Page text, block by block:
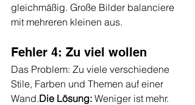
gleichmäßig. Große Bilder balanciere
mit mehreren kleinen aus.
Fehler 4: Zu viel wollen
Das Problem: Zu viele verschiedene
Stile, Farben und Themen auf einer
Wand.Die Lösung: Weniger ist mehr.